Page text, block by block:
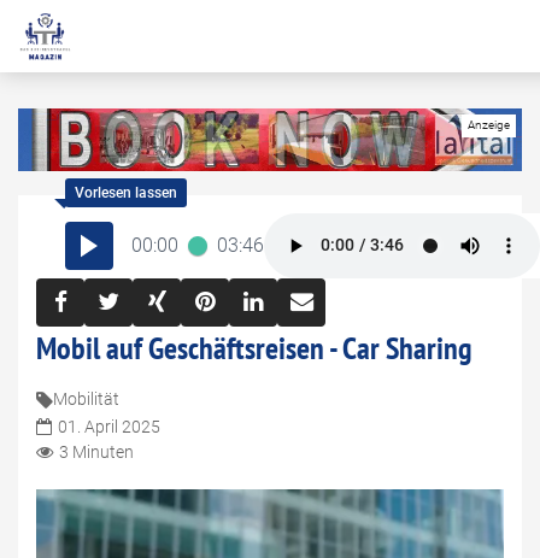
00:00 03:46
Mobil auf Geschäftsreisen - Car Sharing
Mobilität
01. April 2025
3 Minuten